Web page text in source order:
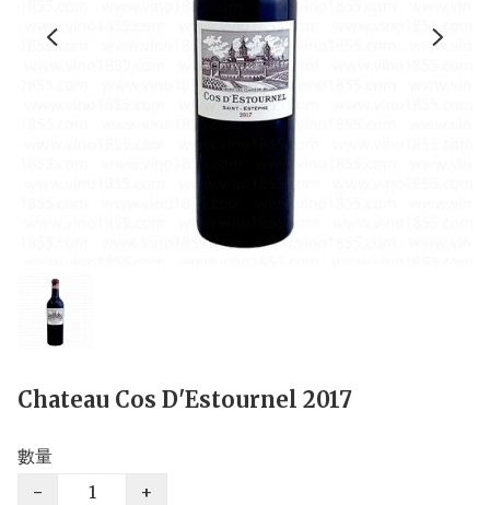
Chateau Cos D'Estournel 2017
數量
−
+